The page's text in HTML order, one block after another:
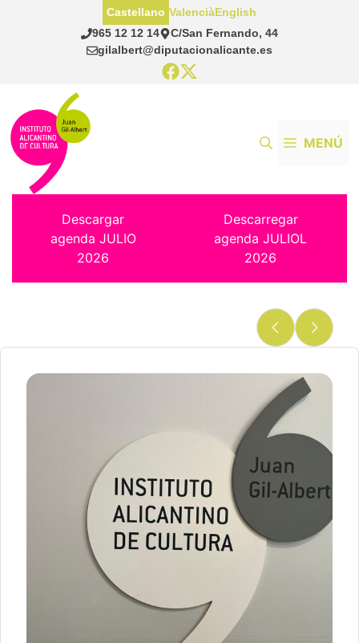
965 12 12 14
C/San Fernando, 44
gilalbert@diputacionalicante.es
Castellano ValenciàEnglish
MENÚ
Descargar
agenda JULIO
2026
Descarregar
agenda JULIOL
2026